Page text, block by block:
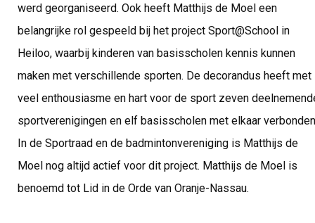
werd georganiseerd. Ook heeft Matthijs de Moel een
belangrijke rol gespeeld bij het project Sport@School in
Heiloo, waarbij kinderen van basisscholen kennis kunnen
maken met verschillende sporten. De decorandus heeft met
veel enthousiasme en hart voor de sport zeven
sportverenigingen en elf basisscholen met elkaar
In de Sportraad en de badmintonvereniging is Matthijs de
Moel nog altijd actief voor dit project. Matthijs de Moel is
benoemd tot Lid in de Orde van Oranje-Nassau.